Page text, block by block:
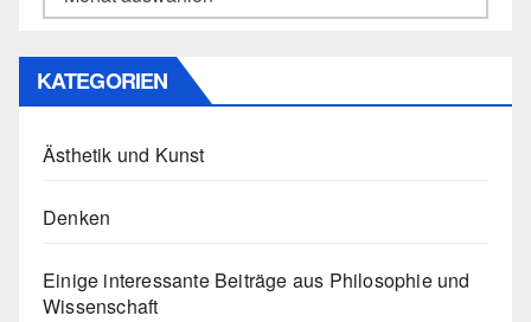
KATEGORIEN
Ästhetik und Kunst
Denken
Einige interessante Beiträge aus Philosophie und
Wissenschaft